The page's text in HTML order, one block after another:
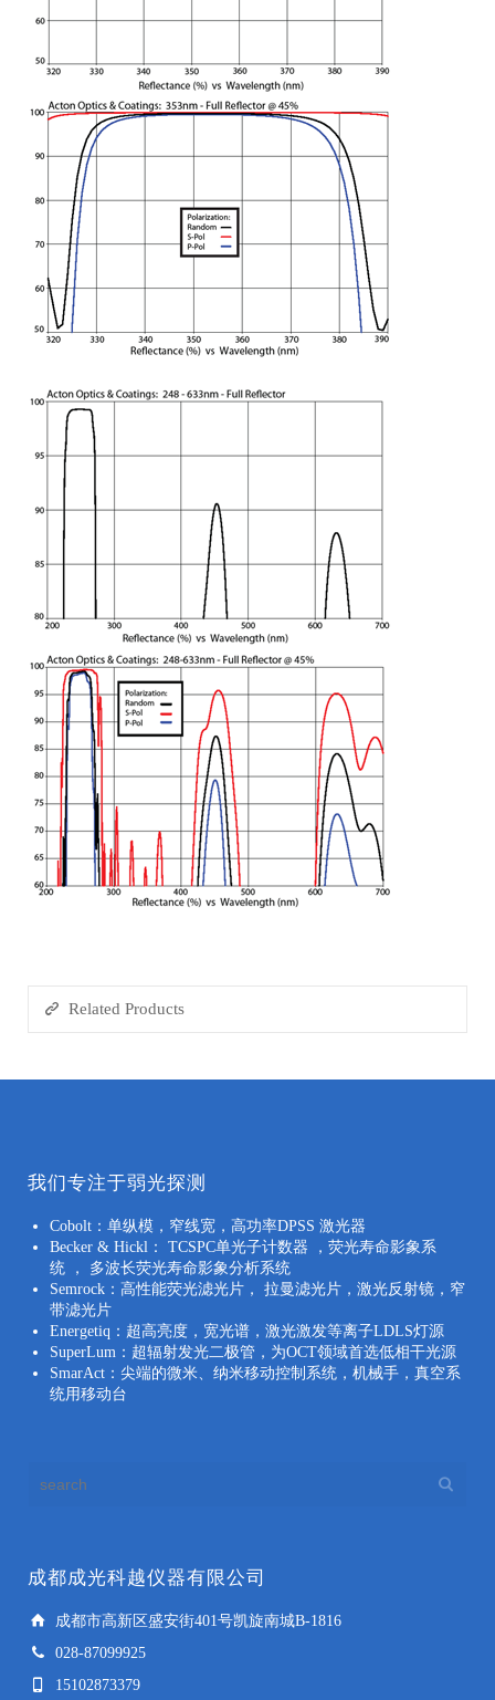
Related Products
我们专注于弱光探测
Cobolt：单纵模，窄线宽，高功率DPSS 激光器
Becker & Hickl： TCSPC单光子计数器 ，荧光寿命影象系
统 ， 多波长荧光寿命影象分析系统
Semrock：高性能荧光滤光片， 拉曼滤光片，激光反射镜，窄
带滤光片
Energetiq：超高亮度，宽光谱，激光激发等离子LDLS灯源
SuperLum：超辐射发光二极管，为OCT领域首选低相干光源
SmarAct：尖端的微米、纳米移动控制系统，机械手，真空系
统用移动台
成都成光科越仪器有限公司
成都市高新区盛安街401号凯旋南城B-1816
028-87099925
15102873379